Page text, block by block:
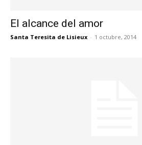
El alcance del amor
Santa Teresita de Lisieux - 1 octubre, 2014